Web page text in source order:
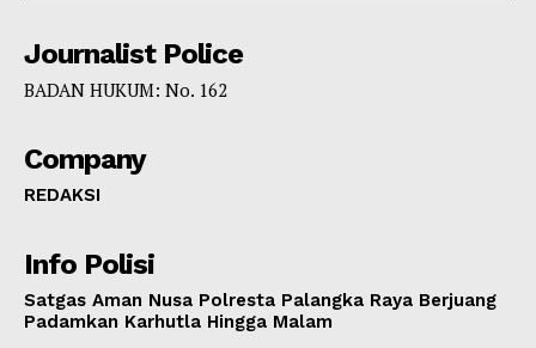
Journalist Police
BADAN HUKUM: No. 162
Company
REDAKSI
Info Polisi
Satgas Aman Nusa Polresta Palangka Raya Berjuang
Padamkan Karhutla Hingga Malam